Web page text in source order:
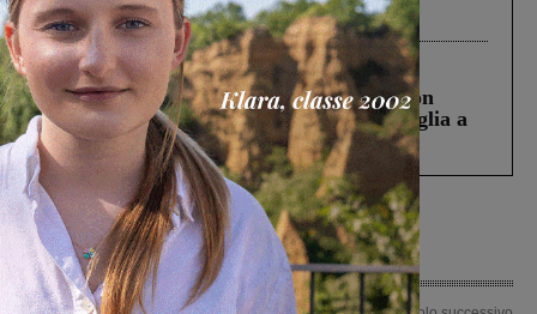
processo, lo stop ai sorpassi fra tir....
Cronaca 3 Agosto 2026
Scomparso da una struttura di Castiglion
Fiorentino l’uomo che aveva ucciso la figlia a
Levane nel 2020